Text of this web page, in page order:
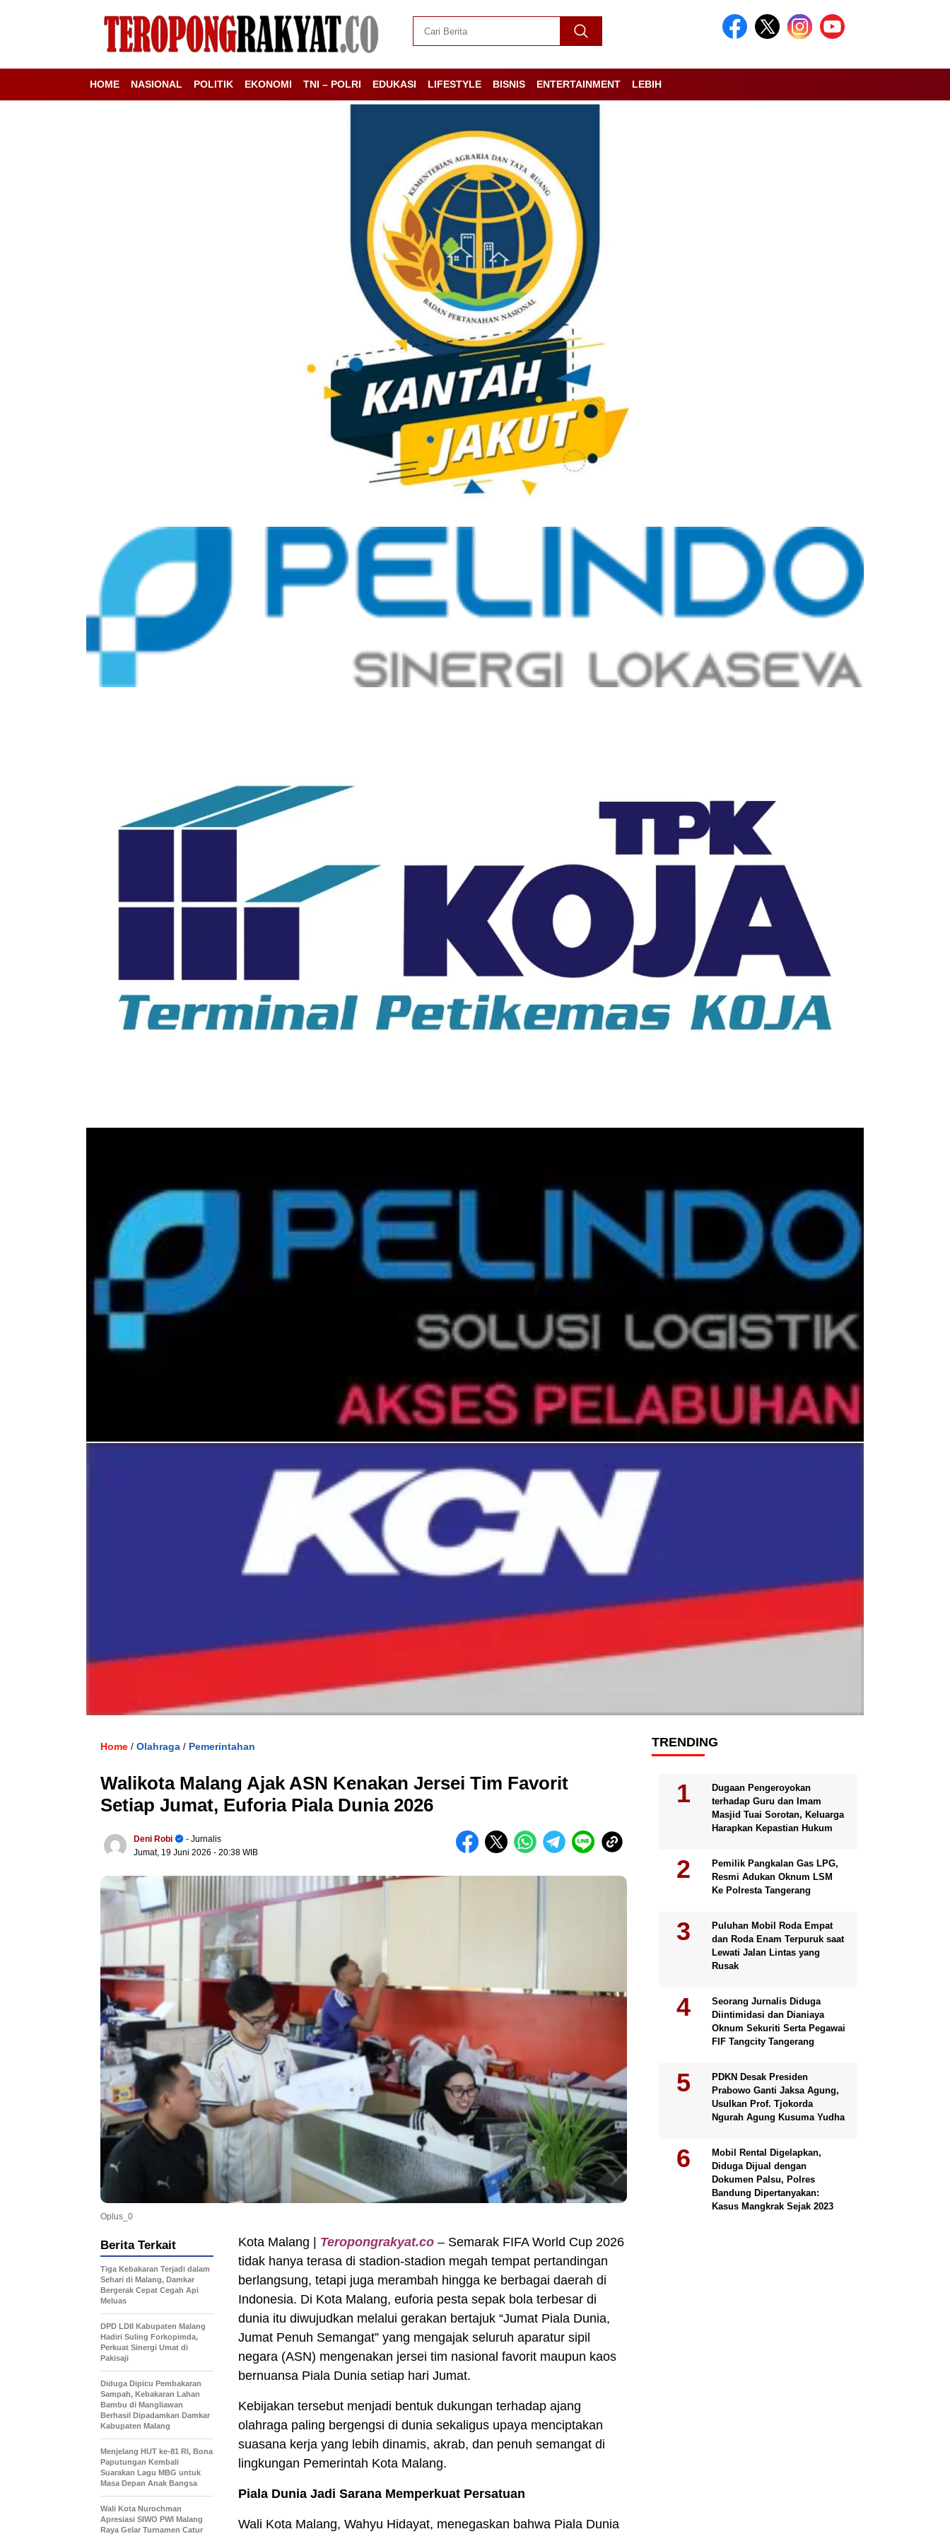
HOME NASIONAL POLITIK EKONOMI TNI – POLRI EDUKASI LIFESTYLE BISNIS ENTERTAINMENT LEBIH
Home / Olahraga / Pemerintahan
Walikota Malang Ajak ASN Kenakan Jersei Tim Favorit
Setiap Jumat, Euforia Piala Dunia 2026
Deni Robi
- Jurnalis
Jumat, 19 Juni 2026 - 20:38 WIB
Oplus_0
Kota Malang | Teropongrakyat.co – Semarak FIFA World Cup 2026
tidak hanya terasa di stadion-stadion megah tempat pertandingan
berlangsung, tetapi juga merambah hingga ke berbagai daerah di
Indonesia. Di Kota Malang, euforia pesta sepak bola terbesar di
dunia itu diwujudkan melalui gerakan bertajuk “Jumat Piala Dunia,
Jumat Penuh Semangat” yang mengajak seluruh aparatur sipil
negara (ASN) mengenakan jersei tim nasional favorit maupun kaos
bernuansa Piala Dunia setiap hari Jumat.
Kebijakan tersebut menjadi bentuk dukungan terhadap ajang
olahraga paling bergengsi di dunia sekaligus upaya menciptakan
suasana kerja yang lebih dinamis, akrab, dan penuh semangat di
lingkungan Pemerintah Kota Malang.
Piala Dunia Jadi Sarana Memperkuat Persatuan
Wali Kota Malang, Wahyu Hidayat, menegaskan bahwa Piala Dunia
Berita Terkait
Tiga Kebakaran Terjadi dalam
Sehari di Malang, Damkar
Bergerak Cepat Cegah Api
Meluas
DPD LDII Kabupaten Malang
Hadiri Suling Forkopimda,
Perkuat Sinergi Umat di
Pakisaji
Diduga Dipicu Pembakaran
Sampah, Kebakaran Lahan
Bambu di Mangliawan
Berhasil Dipadamkan Damkar
Kabupaten Malang
Menjelang HUT ke-81 RI, Bona
Paputungan Kembali
Suarakan Lagu MBG untuk
Masa Depan Anak Bangsa
Wali Kota Nurochman
Apresiasi SIWO PWI Malang
Raya Gelar Turnamen Catur
TRENDING
Dugaan Pengeroyokan
terhadap Guru dan Imam
Masjid Tuai Sorotan, Keluarga
Harapkan Kepastian Hukum
Pemilik Pangkalan Gas LPG,
Resmi Adukan Oknum LSM
Ke Polresta Tangerang
Puluhan Mobil Roda Empat
dan Roda Enam Terpuruk saat
Lewati Jalan Lintas yang
Rusak
Seorang Jurnalis Diduga
Diintimidasi dan Dianiaya
Oknum Sekuriti Serta Pegawai
FIF Tangcity Tangerang
PDKN Desak Presiden
Prabowo Ganti Jaksa Agung,
Usulkan Prof. Tjokorda
Ngurah Agung Kusuma Yudha
Mobil Rental Digelapkan,
Diduga Dijual dengan
Dokumen Palsu, Polres
Bandung Dipertanyakan:
Kasus Mangkrak Sejak 2023